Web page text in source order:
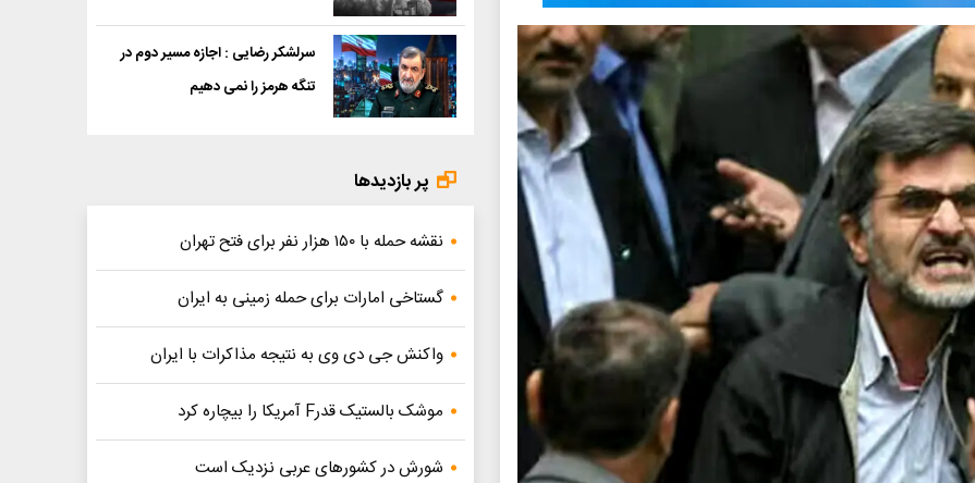
سرلشکر رضایی : اجازه مسیر دوم در
تنگه هرمز را نمی دهیم
پر بازدیدها
نقشه حمله با ۱۵۰ هزار نفر برای فتح تهران
گستاخی امارات برای حمله زمینی به ایران
واکنش جی دی وی به نتیجه مذاکرات با ایران
موشک بالستیک قدرF آمریکا را بیچاره کرد
شورش در کشورهای عربی نزدیک است